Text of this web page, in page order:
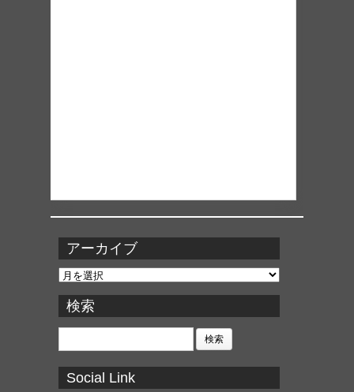
アーカイブ
ア
カ
イ
ブ
検索
検
Social Link